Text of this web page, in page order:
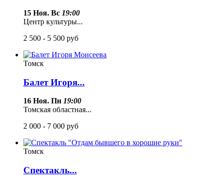
15 Ноя. Вс 19:00
Центр культуры...
2 500 - 5 500 руб
Томск
Балет Игоря...
16 Ноя. Пн 19:00
Томская областная...
2 000 - 7 000 руб
Томск
Спектакль...